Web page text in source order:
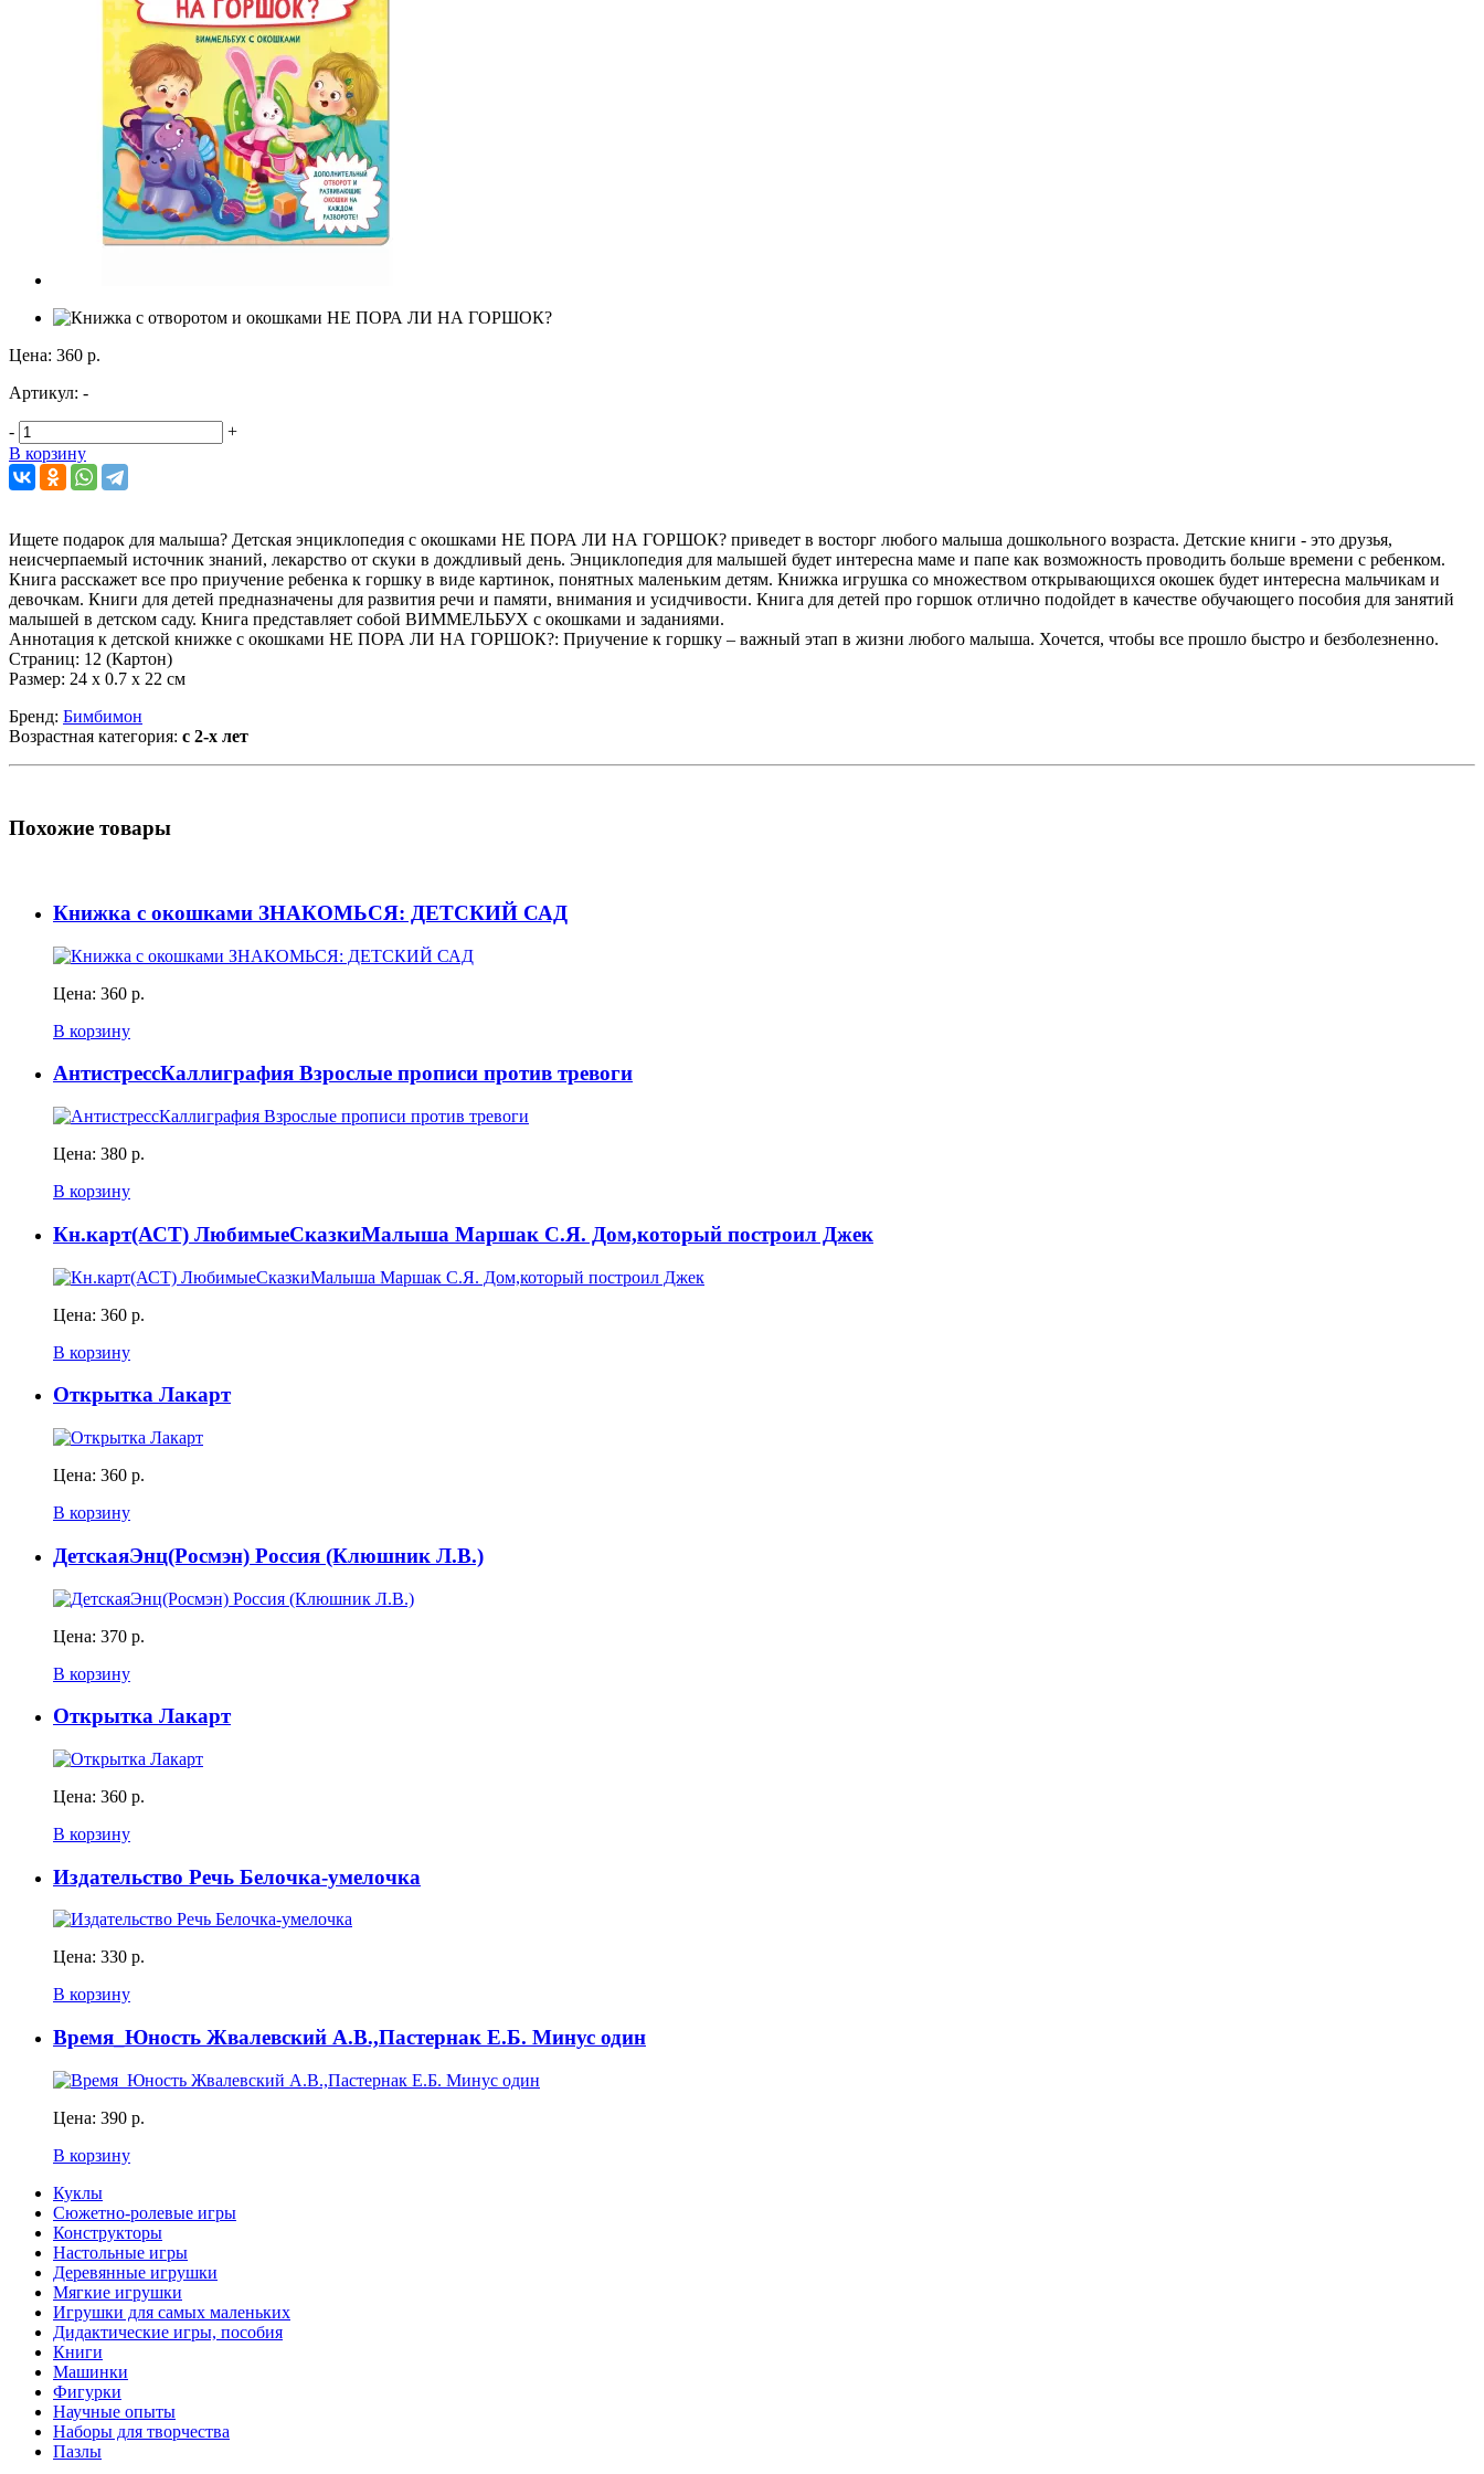
Цена: 360 р.
Артикул: -
-
+
В корзину
Ищете подарок для малыша? Детская энциклопедия с окошками НЕ ПОРА ЛИ НА ГОРШОК? приведет в восторг любого малыша дошкольного возраста. Детские книги - это друзья,
неисчерпаемый источник знаний, лекарство от скуки в дождливый день. Энциклопедия для малышей будет интересна маме и папе как возможность проводить больше времени с ребенком.
Книга расскажет все про приучение ребенка к горшку в виде картинок, понятных маленьким детям. Книжка игрушка со множеством открывающихся окошек будет интересна мальчикам и
девочкам. Книги для детей предназначены для развития речи и памяти, внимания и усидчивости. Книга для детей про горшок отлично подойдет в качестве обучающего пособия для занятий
малышей в детском саду. Книга представляет собой ВИММЕЛЬБУХ с окошками и заданиями.
Аннотация к детской книжке с окошками НЕ ПОРА ЛИ НА ГОРШОК?: Приучение к горшку – важный этап в жизни любого малыша. Хочется, чтобы все прошло быстро и безболезненно.
Страниц: 12 (Картон)
Размер: 24 х 0.7 х 22 см
Бренд: Бимбимон
Возрастная категория: с 2-х лет
Похожие товары
Книжка с окошками ЗНАКОМЬСЯ: ДЕТСКИЙ САД
Цена: 360 р.
В корзину
АнтистрессКаллиграфия Взрослые прописи против тревоги
Цена: 380 р.
В корзину
Кн.карт(АСТ) ЛюбимыеСказкиМалыша Маршак С.Я. Дом,который построил Джек
Цена: 360 р.
В корзину
Открытка Лакарт
Цена: 360 р.
В корзину
ДетскаяЭнц(Росмэн) Россия (Клюшник Л.В.)
Цена: 370 р.
В корзину
Открытка Лакарт
Цена: 360 р.
В корзину
Издательство Речь Белочка-умелочка
Цена: 330 р.
В корзину
Время_Юность Жвалевский А.В.,Пастернак Е.Б. Минус один
Цена: 390 р.
В корзину
Куклы
Сюжетно-ролевые игры
Конструкторы
Настольные игры
Деревянные игрушки
Мягкие игрушки
Игрушки для самых маленьких
Дидактические игры, пособия
Книги
Машинки
Фигурки
Научные опыты
Наборы для творчества
Пазлы